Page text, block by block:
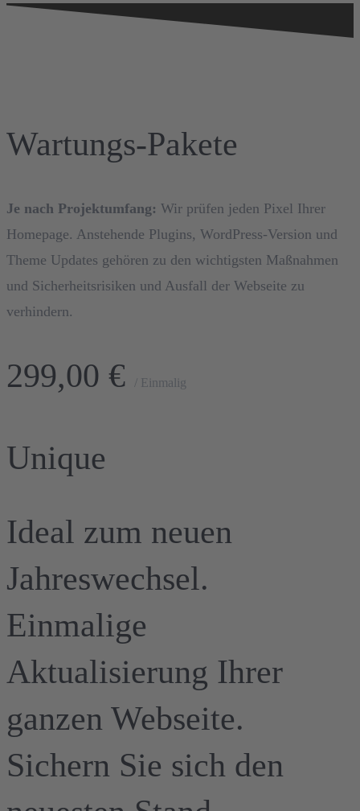
Wartungs-Pakete
Je nach Projektumfang: Wir prüfen jeden Pixel Ihrer
Homepage. Anstehende Plugins, WordPress-Version und
Theme Updates gehören zu den wichtigsten Maßnahmen
und Sicherheitsrisiken und Ausfall der Webseite zu
verhindern.
299,00 € / Einmalig
Unique
Ideal zum neuen
Jahreswechsel.
Einmalige
Aktualisierung Ihrer
ganzen Webseite.
Sichern Sie sich den